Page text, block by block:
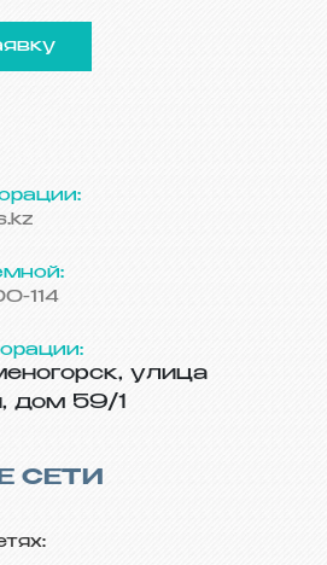
114
улица
дом 59/1
СЕТИ